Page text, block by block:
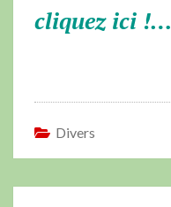
cliquez ici !…
Divers